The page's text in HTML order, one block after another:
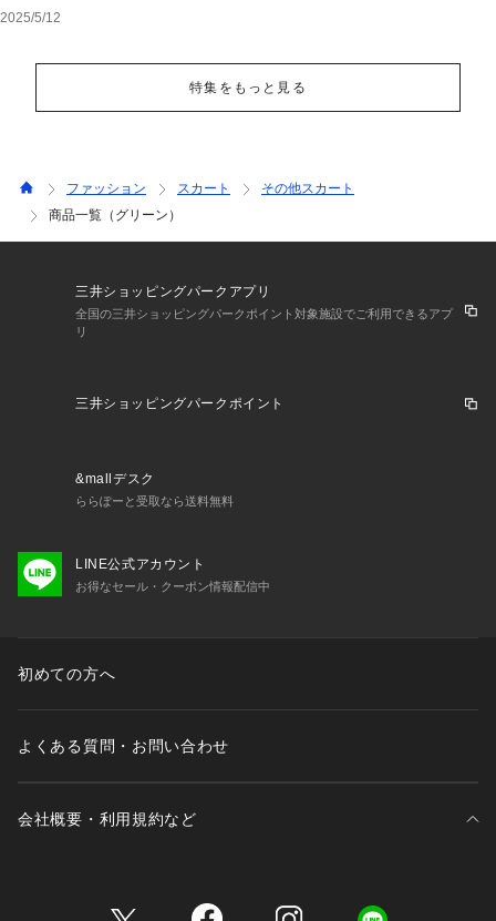
2025/5/12
特集をもっと見る
ファッション スカート
その他スカート
商品一覧（グリーン）
三井ショッピングパークアプリ
全国の三井ショッピングパークポイント対象施設でご利用できるアプ
リ
三井ショッピングパークポイント
&mallデスク
ららぽーと受取なら送料無料
LINE公式アカウント
お得なセール・クーポン情報配信中
初めての方へ
よくある質問・お問い合わせ
会社概要・利用規約など